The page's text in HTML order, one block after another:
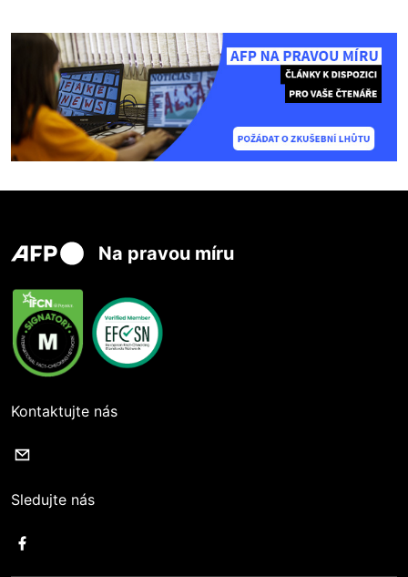
Na pravou míru
Kontaktujte nás
Sledujte nás